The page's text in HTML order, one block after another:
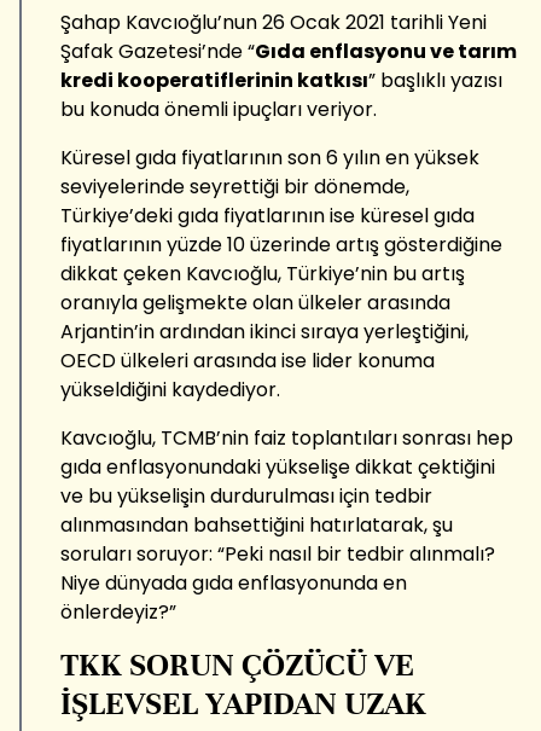
Şahap Kavcıoğlu’nun 26 Ocak 2021 tarihli Yeni
Şafak Gazetesi’nde “Gıda enflasyonu ve tarım
kredi kooperatiflerinin katkısı” başlıklı yazısı
bu konuda önemli ipuçları veriyor.
Küresel gıda fiyatlarının son 6 yılın en yüksek
seviyelerinde seyrettiği bir dönemde,
Türkiye’deki gıda fiyatlarının ise küresel gıda
fiyatlarının yüzde 10 üzerinde artış gösterdiğine
dikkat çeken Kavcıoğlu, Türkiye’nin bu artış
oranıyla gelişmekte olan ülkeler arasında
Arjantin’in ardından ikinci sıraya yerleştiğini,
OECD ülkeleri arasında ise lider konuma
yükseldiğini kaydediyor.
Kavcıoğlu, TCMB’nin faiz toplantıları sonrası hep
gıda enflasyonundaki yükselişe dikkat çektiğini
ve bu yükselişin durdurulması için tedbir
alınmasından bahsettiğini hatırlatarak, şu
soruları soruyor: “Peki nasıl bir tedbir alınmalı?
Niye dünyada gıda enflasyonunda en
önlerdeyiz?”
TKK SORUN ÇÖZÜCÜ VE
İŞLEVSEL YAPIDAN UZAK